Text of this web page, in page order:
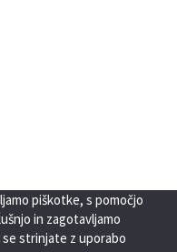
piškotke, s pomočjo
in zagotavljamo
strinjate z uporabo